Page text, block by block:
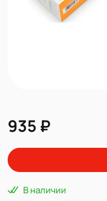
935 ₽
В наличии